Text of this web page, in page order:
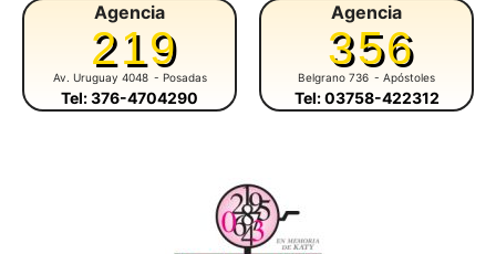
Agencia
219
Av. Uruguay 4048 - Posadas
Tel: 376-4704290
Agencia
356
Belgrano 736 - Apóstoles
Tel: 03758-422312